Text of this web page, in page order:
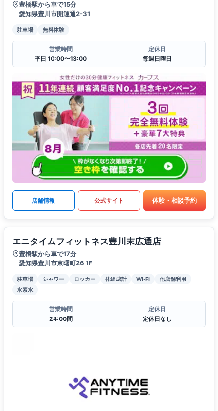
豊橋駅から車で15分
愛知県豊川市開運通2-31
駐車場 無料体験
営業時間
平日 10:00〜13:00
定休日
毎週日曜日
店舗情報 公式サイト 体験・相談予約
エニタイムフィットネス豊川末広通店
豊橋駅から車で17分
愛知県豊川市東曙町26 1F
駐車場 シャワー ロッカー 体組成計 Wi-Fi
他店舗利用
水素水
営業時間
24:00間
定休日
定休日なし